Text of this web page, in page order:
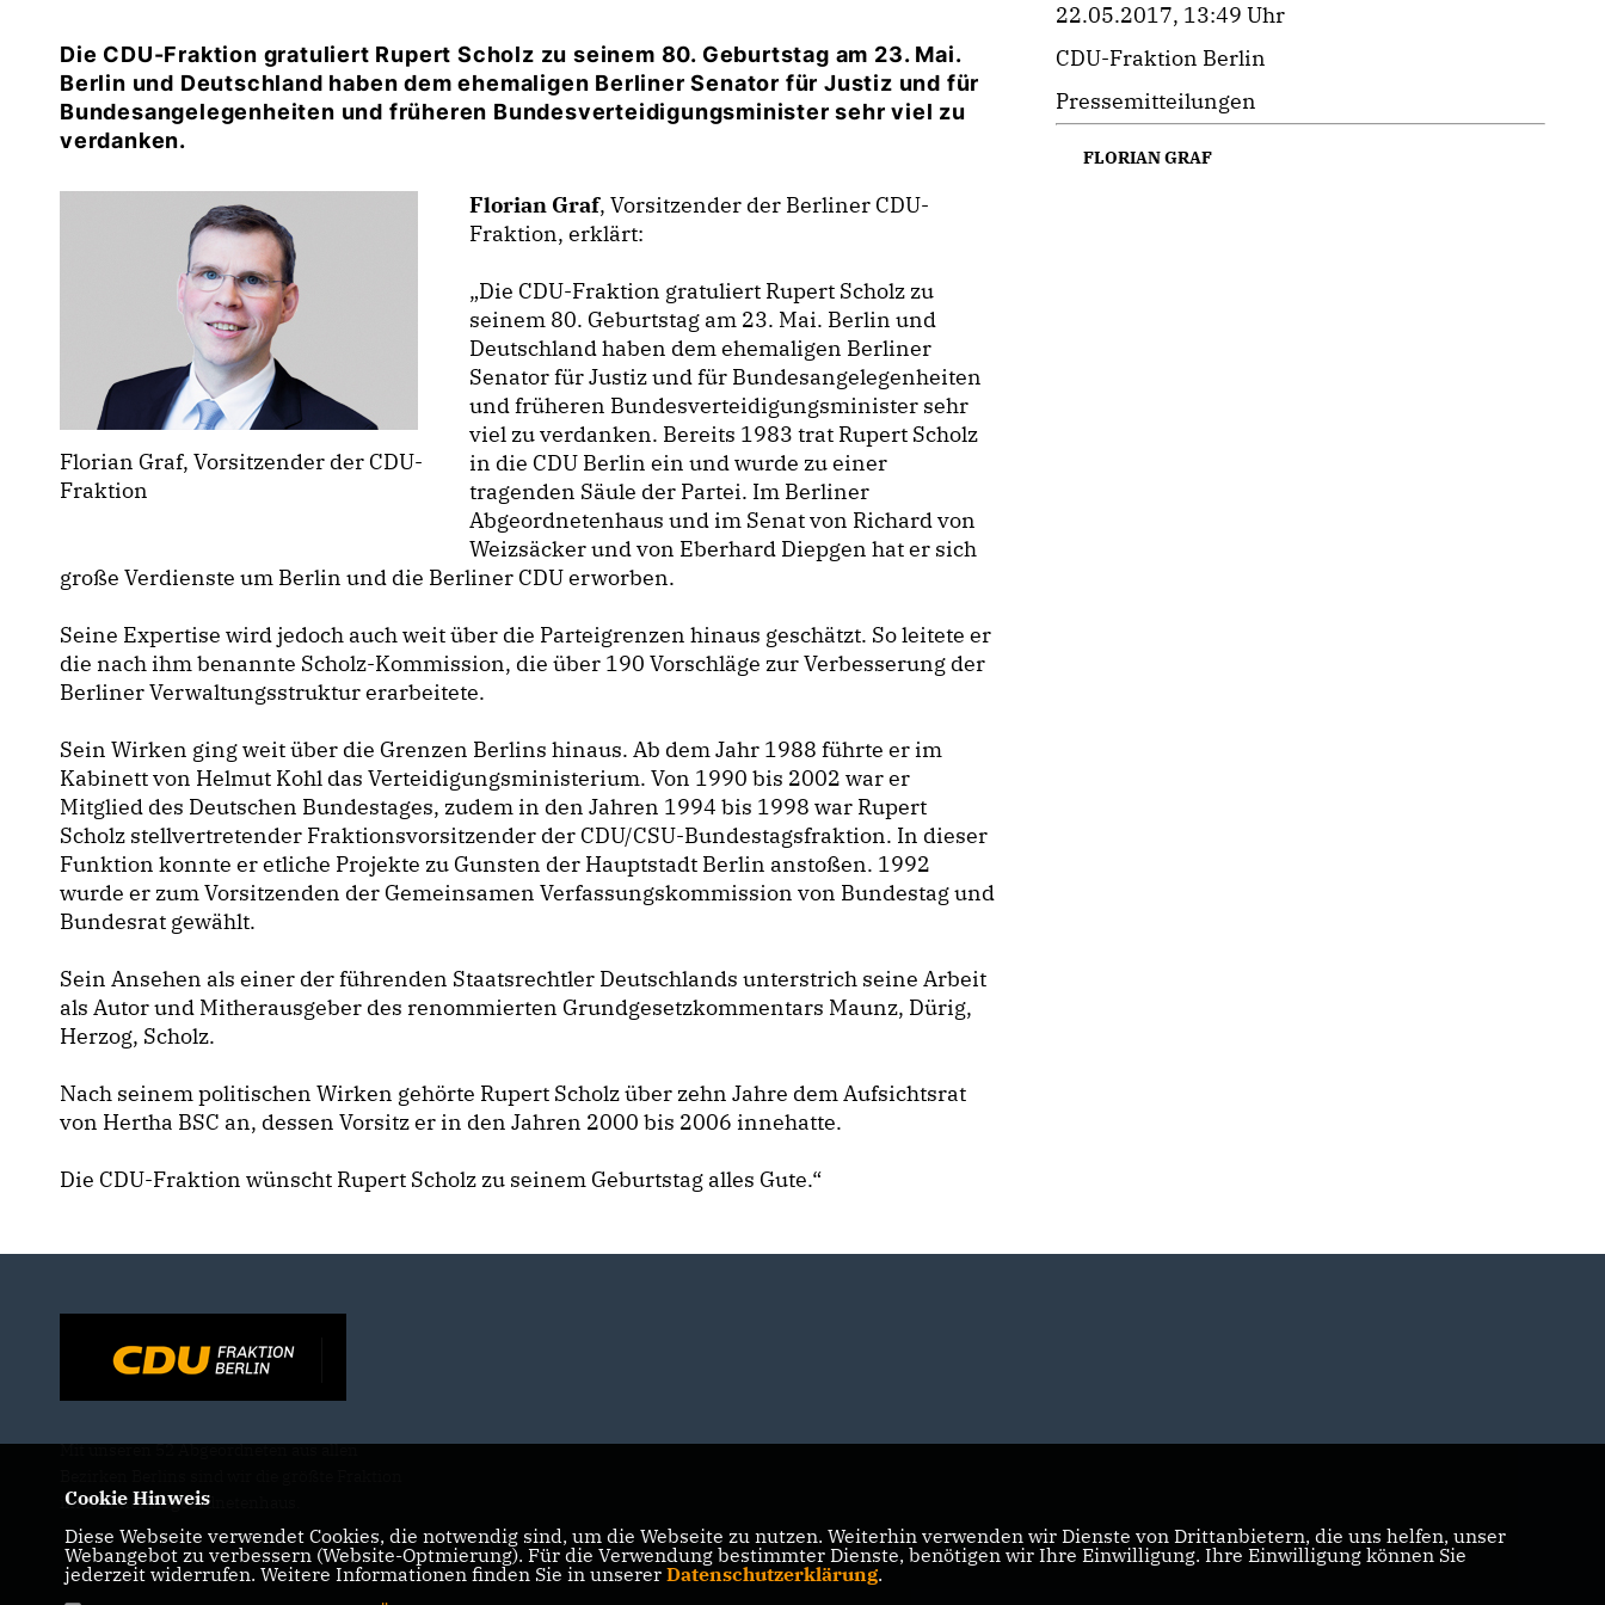
Die CDU-Fraktion gratuliert Rupert Scholz zu seinem 80. Geburtstag am 23. Mai.
Berlin und Deutschland haben dem ehemaligen Berliner Senator für Justiz und für
Bundesangelegenheiten und früheren Bundesverteidigungsminister sehr viel zu
verdanken.
Florian Graf, Vorsitzender der CDU-
Fraktion
Florian Graf, Vorsitzender der Berliner CDU-
Fraktion, erklärt:
Die CDU-Fraktion gratuliert Rupert Scholz zu
seinem 80. Geburtstag am 23. Mai. Berlin und
Deutschland haben dem ehemaligen Berliner
Senator für Justiz und für Bundesangelegenheiten
und früheren Bundesverteidigungsminister sehr
viel zu verdanken. Bereits 1983 trat Rupert Scholz
in die CDU Berlin ein und wurde zu einer
tragenden Säule der Partei. Im Berliner
Abgeordnetenhaus und im Senat von Richard von
Weizsäcker und von Eberhard Diepgen hat er sich
große Verdienste um Berlin und die Berliner CDU erworben.
Seine Expertise wird jedoch auch weit über die Parteigrenzen hinaus geschätzt. So leitete er
die nach ihm benannte Scholz-Kommission, die über 190 Vorschläge zur Verbesserung der
Berliner Verwaltungsstruktur erarbeitete.
Sein Wirken ging weit über die Grenzen Berlins hinaus. Ab dem Jahr 1988 führte er im
Kabinett von Helmut Kohl das Verteidigungsministerium. Von 1990 bis 2002 war er
Mitglied des Deutschen Bundestages, zudem in den Jahren 1994 bis 1998 war Rupert
Scholz stellvertretender Fraktionsvorsitzender der CDU/CSU-Bundestagsfraktion. In dieser
Funktion konnte er etliche Projekte zu Gunsten der Hauptstadt Berlin anstoßen. 1992
wurde er zum Vorsitzenden der Gemeinsamen Verfassungskommission von Bundestag und
Bundesrat gewählt.
Sein Ansehen als einer der führenden Staatsrechtler Deutschlands unterstrich seine Arbeit
als Autor und Mitherausgeber des renommierten Grundgesetzkommentars Maunz, Dürig,
Herzog, Scholz.
Nach seinem politischen Wirken gehörte Rupert Scholz über zehn Jahre dem Aufsichtsrat
von Hertha BSC an, dessen Vorsitz er in den Jahren 2000 bis 2006 innehatte.
Die CDU-Fraktion wünscht Rupert Scholz zu seinem Geburtstag alles Gute.“
22.05.2017, 13:49 Uhr
CDU-Fraktion Berlin
Pressemitteilungen
FLORIAN GRAF
Mit unseren 52 Abgeordneten aus allen
im Berliner Abgeordnetenhaus.
Cookie Hinweis
Diese Webseite verwendet Cookies, die notwendig sind, um die Webseite zu nutzen. Weiterhin verwenden wir Dienste von Drittanbietern, die uns helfen, unser
Webangebot zu verbessern (Website-Optmierung). Für die Verwendung bestimmter Dienste, benötigen wir Ihre Einwilligung. Ihre Einwilligung können Sie
jederzeit widerrufen. Weitere Informationen finden Sie in unserer Datenschutzerklärung.